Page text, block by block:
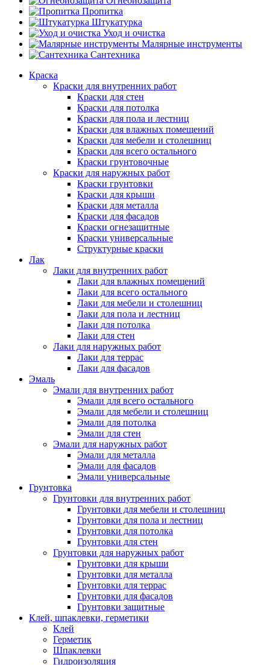
Пропитка
Штукатурка
Уход и очистка
Малярные инструменты
Сантехника
Краска
Краски для внутренних работ
Краски для стен
Краски для потолка
Краски для пола и лестниц
Краски для влажных помещений
Краски для мебели и столешниц
Краски для всего остального
Краски грунтовочные
Краски для наружных работ
Краски грунтовки
Краски для крыши
Краски для металла
Краски для фасадов
Краски огнезащитные
Краски универсальные
Структурные краски
Лак
Лаки для внутренних работ
Лаки для влажных помещений
Лаки для всего остального
Лаки для мебели и столешниц
Лаки для пола и лестниц
Лаки для потолка
Лаки для стен
Лаки для наружных работ
Лаки для террас
Лаки для фасадов
Эмаль
Эмали для внутренних работ
Эмали для всего остального
Эмали для мебели и столешниц
Эмали для потолка
Эмали для стен
Эмали для наружных работ
Эмали для металла
Эмали для фасадов
Эмали универсальные
Грунтовка
Грунтовки для внутренних работ
Грунтовки для мебели и столешниц
Грунтовки для пола и лестниц
Грунтовки для потолка
Грунтовки для стен
Грунтовки для наружных работ
Грунтовки для крыши
Грунтовки для металла
Грунтовки для террас
Грунтовки для фасадов
Грунтовки защитные
Клей, шпаклевки, герметики
Клей
Герметик
Шпаклевки
Гидроизоляция